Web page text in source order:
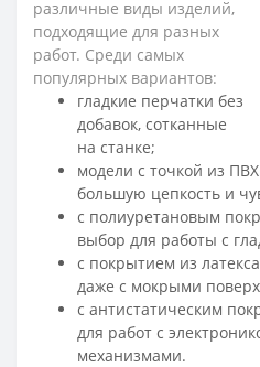
различные виды изделий,
подходящие для разных
работ. Среди самых
популярных вариантов:
гладкие перчатки без
добавок, сотканные
на станке;
модели с точкой из
большую цепкость и
с полиуретановым
выбор для работы с
с покрытием из
даже с мокрыми
с антистатическим
для работ с
механизмами.